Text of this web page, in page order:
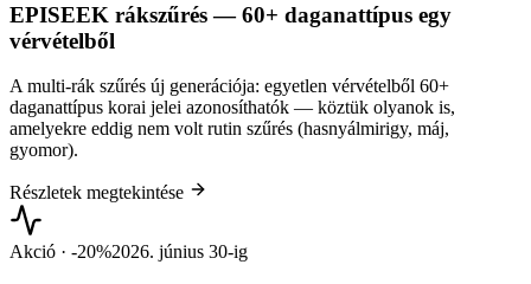
EPISEEK rákszűrés — 60+ daganattípus egy
vérvételből
A multi-rák szűrés új generációja: egyetlen vérvételből 60+
daganattípus korai jelei azonosíthatók — köztük olyanok is,
amelyekre eddig nem volt rutin szűrés (hasnyálmirigy, máj,
gyomor).
Részletek megtekintése
Akció · -20%2026. június 30-ig